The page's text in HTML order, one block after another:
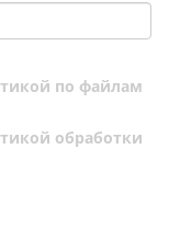
по файлам
обработки